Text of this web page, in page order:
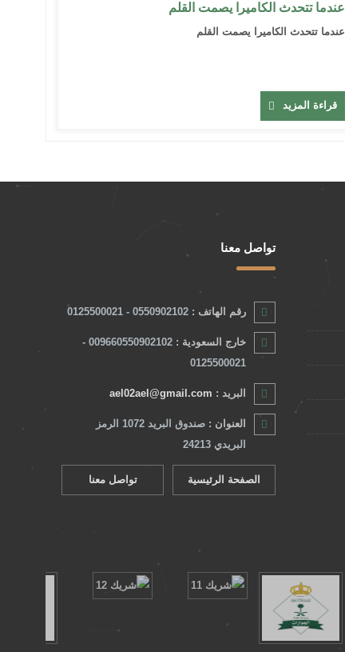
عندما تتحدث الكاميرا يصمت القلم
عندما تتحدث الكاميرا يصمت القلم
قراءة المزيد
تواصل معنا
رقم الهاتف :0550902102 - 0125500021
خارج السعودية :
009660550902102 -
0125500021
البريد : ael02ael@gmail.com
العنوان :
صندوق البريد 1072 الرمز
البريدي 24213
الصفحة الرئيسية تواصل معنا